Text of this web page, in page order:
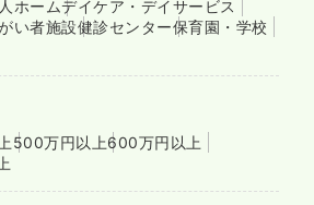
ホームデイケア・デイサービス
い者施設健診センター保育園・学校
500万円以上600万円以上